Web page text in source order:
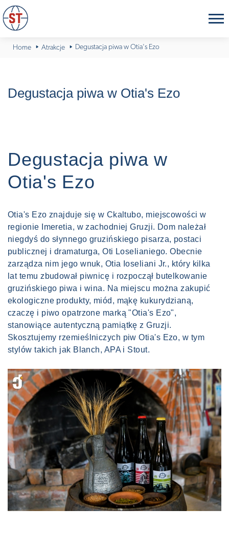
Home Atrakcje Degustacja piwa w Otia's Ezo
Degustacja piwa w Otia's Ezo
Degustacja piwa w
Otia's Ezo
Otia's Ezo znajduje się w Ckaltubo, miejscowości w
regionie Imeretia, w zachodniej Gruzji. Dom należał
niegdyś do słynnego gruzińskiego pisarza, postaci
publicznej i dramaturga, Oti Loselianiego. Obecnie
zarządza nim jego wnuk, Otia Ioseliani Jr., który kilka
lat temu zbudował piwnicę i rozpoczął butelkowanie
gruzińskiego piwa i wina. Na miejscu można zakupić
ekologiczne produkty, miód, mąkę kukurydzianą,
czaczę i piwo opatrzone marką "Otia's Ezo",
stanowiące autentyczną pamiątkę z Gruzji.
Skosztujemy rzemieślniczych piw Otia's Ezo, w tym
stylów takich jak Blanch, APA i Stout.